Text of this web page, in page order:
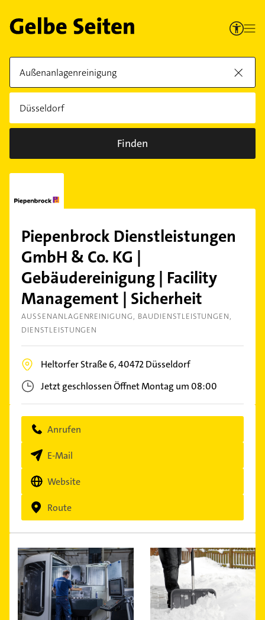
Finden
Piepenbrock Dienstleistungen
GmbH & Co. KG |
Gebäudereinigung | Facility
Management | Sicherheit
AUSSENANLAGENREINIGUNG
BAUDIENSTLEISTUNGEN
DIENSTLEISTUNGEN
Heltorfer Straße 6,40472Düsseldorf
Jetzt geschlossenÖffnet Montag um 08:00
Anrufen
E-Mail
Website
Route